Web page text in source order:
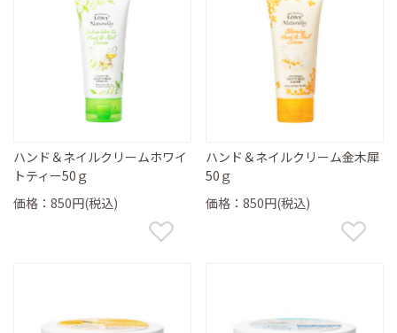
ハンド＆ネイルクリームホワイ
トティー50ｇ
価格：850円(税込)
ハンド＆ネイルクリーム金木犀
50ｇ
価格：850円(税込)